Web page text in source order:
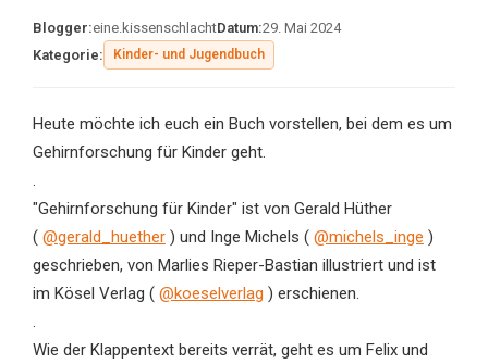
Blogger:eine.kissenschlachtDatum:29. Mai 2024
Kategorie:
Kinder- und Jugendbuch
Heute möchte ich euch ein Buch vorstellen, bei dem es um
Gehirnforschung für Kinder geht.
.
"Gehirnforschung für Kinder" ist von Gerald Hüther
( @gerald_huether) und Inge Michels ( @michels_inge )
geschrieben, von Marlies Rieper-Bastian illustriert und ist
im Kösel Verlag ( @koeselverlag ) erschienen.
.
Wie der Klappentext bereits verrät, geht es um Felix und